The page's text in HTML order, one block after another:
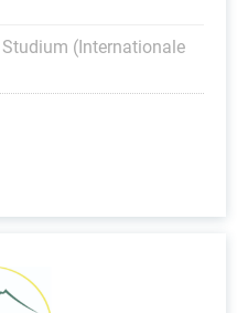
(Internationale